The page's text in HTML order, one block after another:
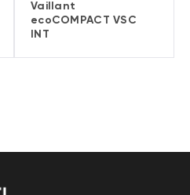
Vaillant
ecoCOMPACT VSC
INT